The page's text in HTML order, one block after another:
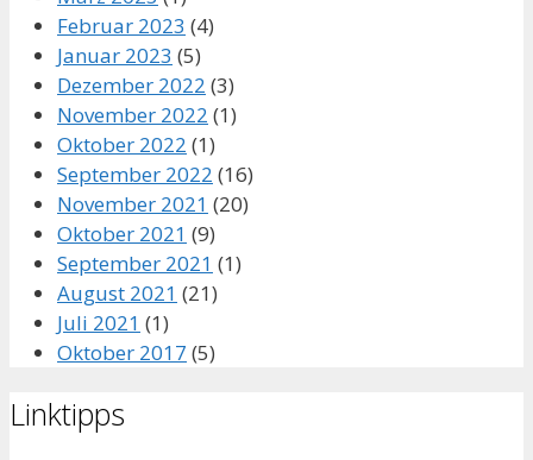
Februar 2023 (4)
Januar 2023 (5)
Dezember 2022 (3)
November 2022 (1)
Oktober 2022 (1)
September 2022 (16)
November 2021 (20)
Oktober 2021 (9)
September 2021 (1)
August 2021 (21)
Juli 2021 (1)
Oktober 2017 (5)
Linktipps